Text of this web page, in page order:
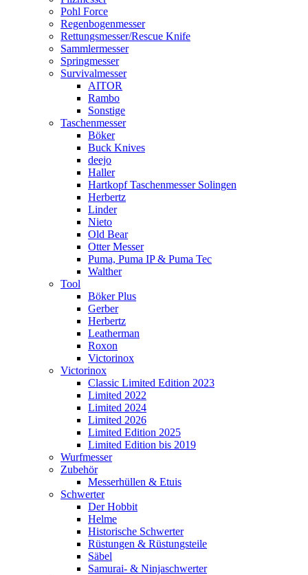
Pohl Force
Regenbogenmesser
Rettungsmesser/Rescue Knife
Sammlermesser
Springmesser
Survivalmesser
AITOR
Rambo
Sonstige
Taschenmesser
Böker
Buck Knives
deejo
Haller
Hartkopf Taschenmesser Solingen
Herbertz
Linder
Nieto
Old Bear
Otter Messer
Puma, Puma IP & Puma Tec
Walther
Tool
Böker Plus
Gerber
Herbertz
Leatherman
Roxon
Victorinox
Victorinox
Classic Limited Edition 2023
Limited 2022
Limited 2024
Limited 2026
Limited Edition 2025
Limited Edition bis 2019
Wurfmesser
Zubehör
Messerhüllen & Etuis
Schwerter
Der Hobbit
Helme
Historische Schwerter
Rüstungen & Rüstungsteile
Säbel
Samurai- & Ninjaschwerter